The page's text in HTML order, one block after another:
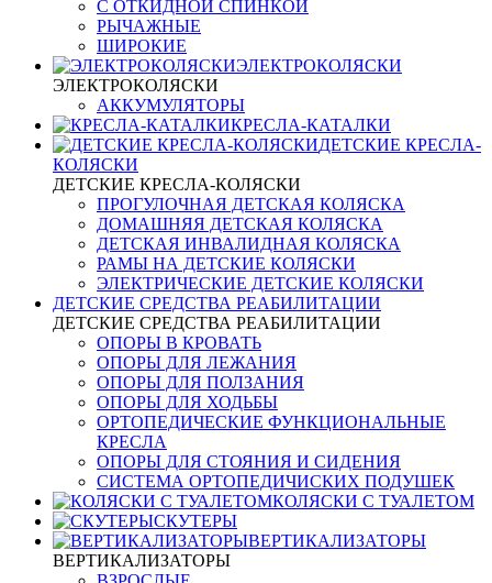
С ОТКИДНОЙ СПИНКОЙ
РЫЧАЖНЫЕ
ШИРОКИЕ
ЭЛЕКТРОКОЛЯСКИ
ЭЛЕКТРОКОЛЯСКИ
АККУМУЛЯТОРЫ
КРЕСЛА-КАТАЛКИ
ДЕТСКИЕ КРЕСЛА-
КОЛЯСКИ
ДЕТСКИЕ КРЕСЛА-КОЛЯСКИ
ПРОГУЛОЧНАЯ ДЕТСКАЯ КОЛЯСКА
ДОМАШНЯЯ ДЕТСКАЯ КОЛЯСКА
ДЕТСКАЯ ИНВАЛИДНАЯ КОЛЯСКА
РАМЫ НА ДЕТСКИЕ КОЛЯСКИ
ЭЛЕКТРИЧЕСКИЕ ДЕТСКИЕ КОЛЯСКИ
ДЕТСКИЕ СРЕДСТВА РЕАБИЛИТАЦИИ
ДЕТСКИЕ СРЕДСТВА РЕАБИЛИТАЦИИ
ОПОРЫ В КРОВАТЬ
ОПОРЫ ДЛЯ ЛЕЖАНИЯ
ОПОРЫ ДЛЯ ПОЛЗАНИЯ
ОПОРЫ ДЛЯ ХОДЬБЫ
ОРТОПЕДИЧЕСКИЕ ФУНКЦИОНАЛЬНЫЕ
КРЕСЛА
ОПОРЫ ДЛЯ СТОЯНИЯ И СИДЕНИЯ
СИСТЕМА ОРТОПЕДИЧИСКИХ ПОДУШЕК
КОЛЯСКИ С ТУАЛЕТОМ
СКУТЕРЫ
ВЕРТИКАЛИЗАТОРЫ
ВЕРТИКАЛИЗАТОРЫ